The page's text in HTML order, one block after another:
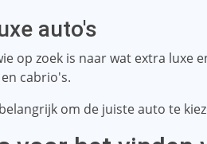
auto's
op zoek is naar wat extra luxe
cabrio's.
om de juiste auto te